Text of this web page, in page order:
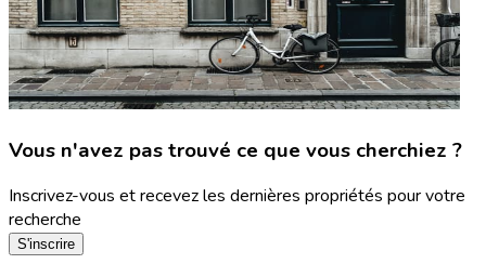
Vous n'avez pas trouvé ce que vous cherchiez ?
Inscrivez-vous et recevez les dernières propriétés pour votre
recherche
S'inscrire